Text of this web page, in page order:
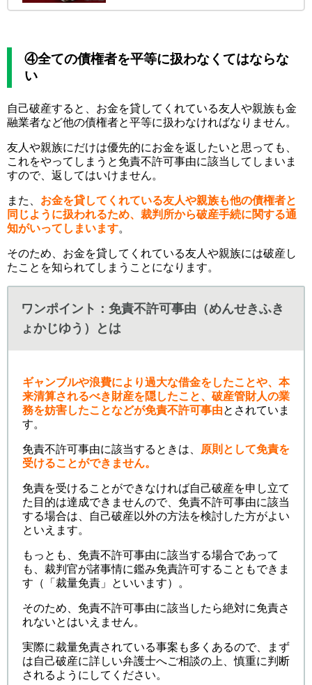
④全ての債権者を平等に扱わなくてはならな
い
自己破産すると、お金を貸してくれている友人や親族も金
融業者など他の債権者と平等に扱わなければなりません。
友人や親族にだけは優先的にお金を返したいと思っても、
これをやってしまうと免責不許可事由に該当してしまいま
すので、返してはいけません。
また、 お金を貸してくれている友人や親族も他の債権者と
同じように扱われるため、裁判所から破産手続に関する通
知がいってしまいます。
そのため、お金を貸してくれている友人や親族には破産し
たことを知られてしまうことになります。
ワンポイント：免責不許可事由（めんせきふき
ょかじゆう）とは
ギャンブルや浪費により過大な借金をしたことや、本
来清算されるべき財産を隠したこと、破産管財人の業
務を妨害したことなどが免責不許可事由とされていま
す。
免責不許可事由に該当するときは、
原則として免責を
受けることができません。
免責を受けることができなければ自己破産を申し立て
た目的は達成できませんので、免責不許可事由に該当
する場合は、自己破産以外の方法を検討した方がよい
といえます。
もっとも、免責不許可事由に該当する場合であって
も、裁判官が諸事情に鑑み免責許可することもできま
す（「裁量免責」といいます）。
そのため、免責不許可事由に該当したら絶対に免責さ
れないとはいえません。
実際に裁量免責されている事案も多くあるので、まず
は自己破産に詳しい弁護士へご相談の上、慎重に判断
されるようにしてください。